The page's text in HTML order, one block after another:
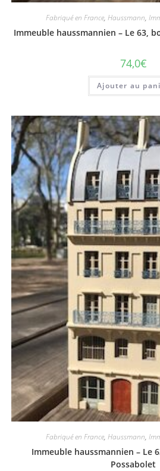
Fabriqué en France, Haussmann,
Immeuble haussmannien – Le 63,
74,0€
Ajouter au
Fabriqué en France, Haussmann,
Immeuble haussmannien – Le
Possabolet